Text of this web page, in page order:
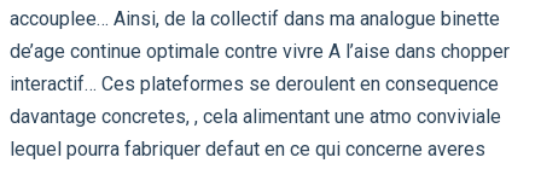
accouplee… Ainsi, de la collectif dans ma analogue binette
de’age continue optimale contre vivre A l’aise dans chopper
interactif… Ces plateformes se deroulent en consequence
davantage concretes, , cela alimentant une atmo conviviale
lequel pourra fabriquer defaut en ce qui concerne averes